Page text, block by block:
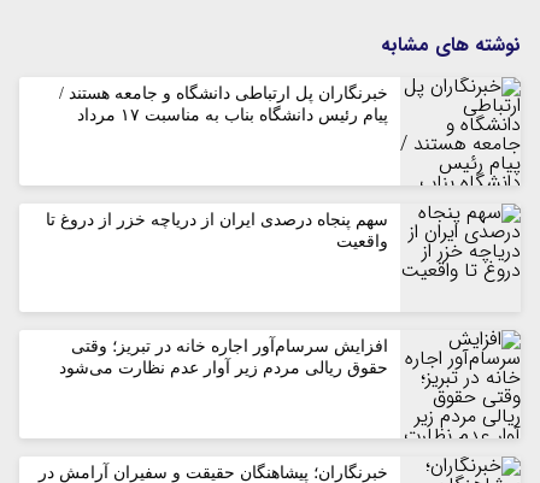
نوشته های مشابه
خبرنگاران پل ارتباطی دانشگاه و جامعه هستند /
پیام رئیس دانشگاه بناب به مناسبت ۱۷ مرداد
سهم پنجاه درصدی ایران از دریاچه خزر از دروغ تا
واقعیت
افزایش سرسام‌آور اجاره خانه در تبریز؛ وقتی
حقوق ریالی مردم زیر آوار عدم نظارت می‌شود
خبرنگاران؛ پیشاهنگان حقیقت و سفیران آرامش در